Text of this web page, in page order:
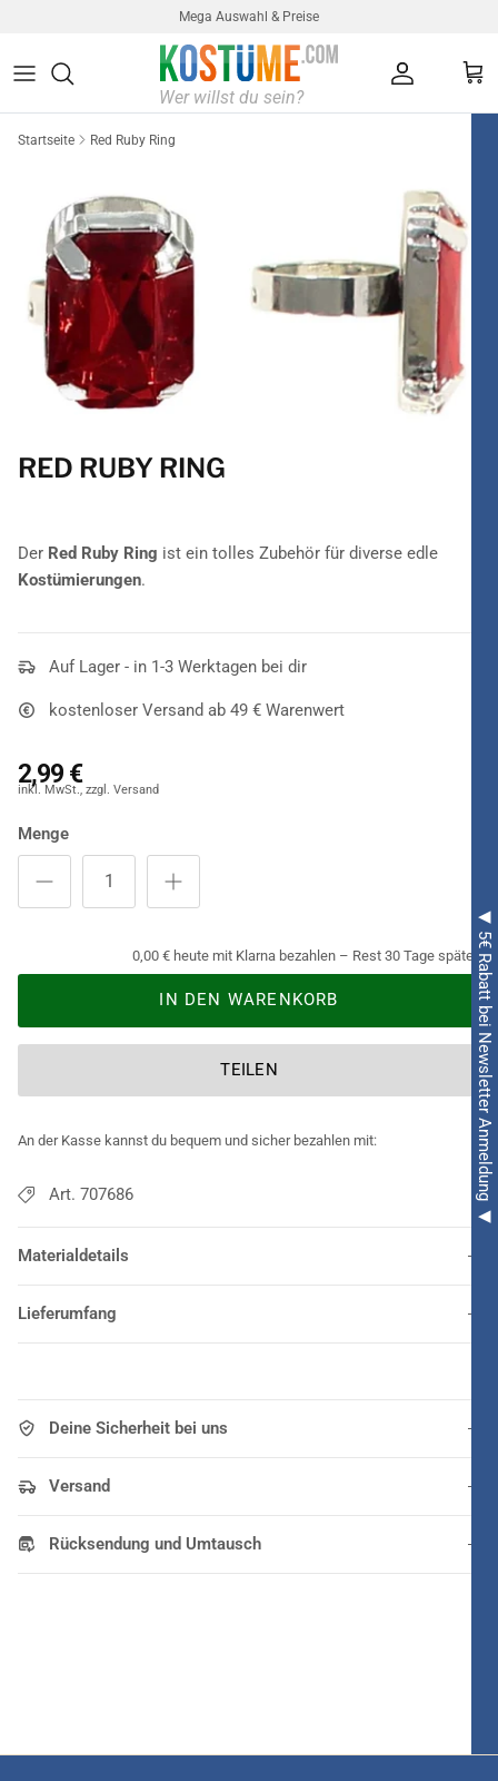
Mega Auswahl & Preise
◀ 5€ Rabatt bei Newsletter Anmeldung ◀
Startseite Red Ruby Ring
RED RUBY RING
Der Red Ruby Ring ist ein tolles Zubehör für diverse edle
Kostümierungen.
Auf Lager - in 1-3 Werktagen bei dir
kostenloser Versand ab 49 € Warenwert
2,99 €
Menge
0,00 € heute mit Klarna bezahlen – Rest 30 Tage später.
IN DEN WARENKORB
TEILEN
An der Kasse kannst du bequem und sicher bezahlen mit:
Art. 707686
Materialdetails
Lieferumfang
Deine Sicherheit bei uns
Versand
Rücksendung und Umtausch